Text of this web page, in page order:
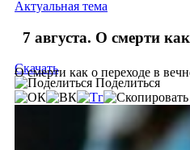
Актуальная тема
7 августа. О смерти
О смерти как о переходе в
Скачать
Поделиться